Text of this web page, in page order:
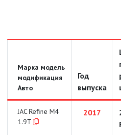
Марка модель
модификация
Авто
Год
выпуска
JAC Refine M4
1.9T
2017